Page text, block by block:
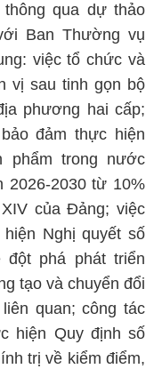
qua dự thảo
Ban Thường vụ
việc tổ chức và
vị sau tinh gọn bộ
phương hai cấp;
đảm thực hiện
phẩm trong nước
2026-2030 từ 10%
của Đảng; việc
Nghị quyết số
đột phá phát triển
tạo và chuyển đổi
quan; công tác
hiện Quy định số
trị về kiểm điểm,